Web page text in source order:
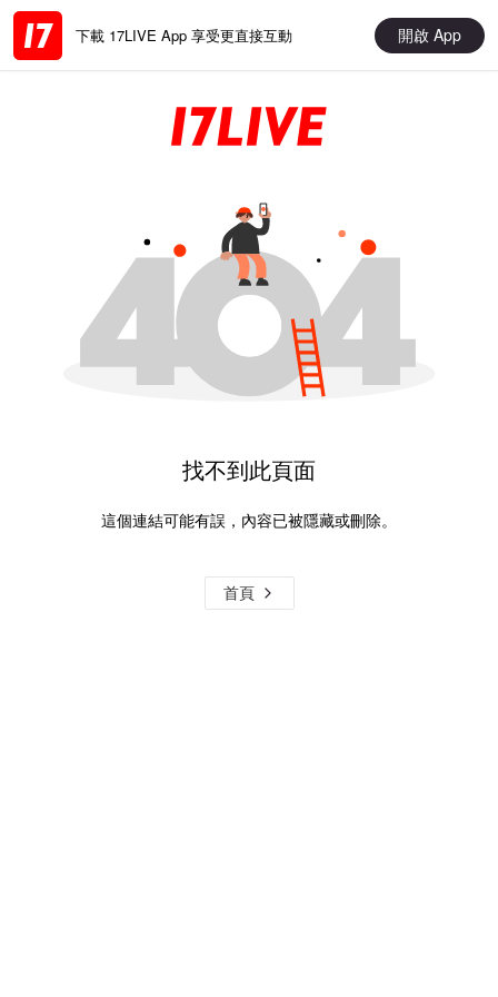
下載 17LIVE App 享受更直接互動 開啟 App
找不到此頁面
這個連結可能有誤，內容已被隱藏或刪除。
首頁